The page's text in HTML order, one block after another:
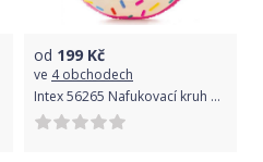
od 199 Kč
ve 4 obchodech
Intex 56265 Nafukovací kruh Donut